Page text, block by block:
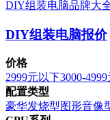
DIY组装电脑品牌大
DIY组装电脑报价
价格
2999元以下3000-4999
配置类型
豪华发烧型图形音像